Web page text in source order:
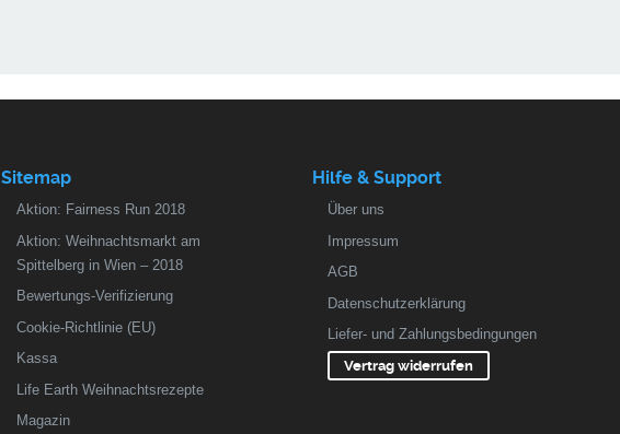
Sitemap
Aktion: Fairness Run 2018
Aktion: Weihnachtsmarkt am
Spittelberg in Wien – 2018
Bewertungs-Verifizierung
Cookie-Richtlinie (EU)
Kassa
Life Earth Weihnachtsrezepte
Magazin
Hilfe & Support
Über uns
Impressum
AGB
Datenschutzerklärung
Liefer- und Zahlungsbedingungen
Vertrag widerrufen